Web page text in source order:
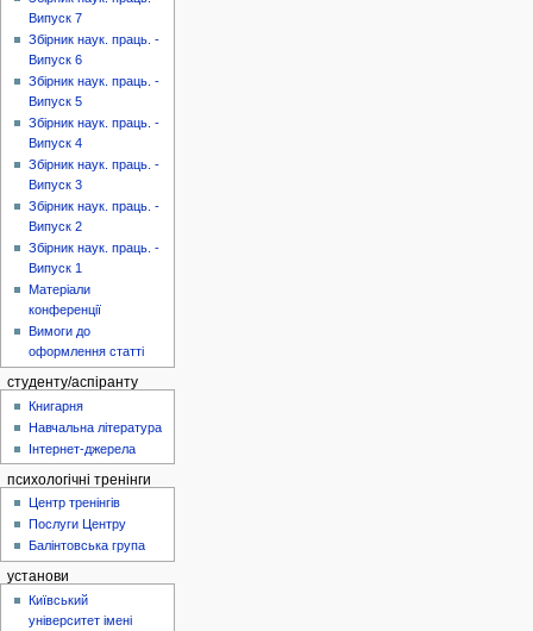
Випуск 7
Збірник наук. праць. -
Випуск 6
Збірник наук. праць. -
Випуск 5
Збірник наук. праць. -
Випуск 4
Збірник наук. праць. -
Випуск 3
Збірник наук. праць. -
Випуск 2
Збірник наук. праць. -
Випуск 1
Матеріали
конференції
Вимоги до
оформлення статті
студенту/аспіранту
Книгарня
Навчальна література
Інтернет-джерела
психологічні тренінги
Центр тренінгів
Послуги Центру
Балінтовська група
установи
Київський
університет імені